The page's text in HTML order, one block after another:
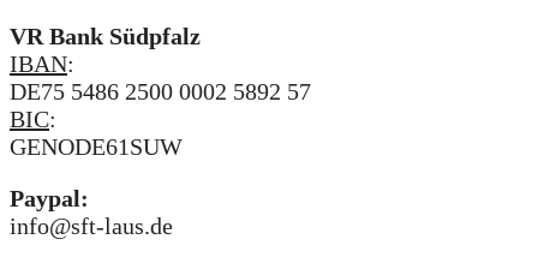
VR Bank Südpfalz
IBAN:
DE75 5486 2500 0002 5892 57
BIC:
GENODE61SUW
Paypal:
info@sft-laus.de